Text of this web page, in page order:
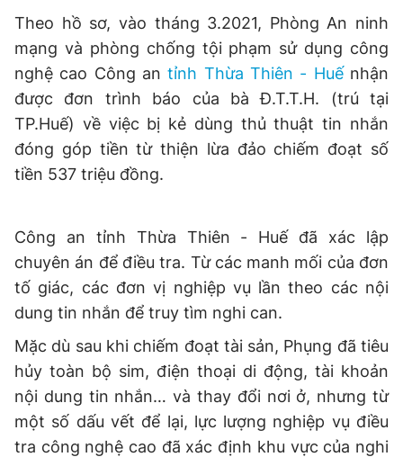
Theo hồ sơ, vào tháng 3.2021, Phòng An ninh
mạng và phòng chống tội phạm sử dụng công
nghệ cao Công antỉnh Thừa Thiên - Huếnhận
được đơn trình báo của bà Đ.T.T.H. (trú tại
TP.Huế) về việc bị kẻ dùng thủ thuật tin nhắn
đóng góp tiền từ thiện lừa đảo chiếm đoạt số
tiền 537 triệu đồng.
Công an tỉnh Thừa Thiên - Huế đã xác lập
chuyên án để điều tra. Từ các manh mối của đơn
tố giác, các đơn vị nghiệp vụ lần theo các nội
dung tin nhắn để truy tìm nghi can.
Mặc dù sau khi chiếm đoạt tài sản, Phụng đã tiêu
hủy toàn bộ sim, điện thoại di động, tài khoản
nội dung tin nhắn… và thay đổi nơi ở, nhưng từ
một số dấu vết để lại, lực lượng nghiệp vụ điều
tra công nghệ cao đã xác định khu vực của nghi